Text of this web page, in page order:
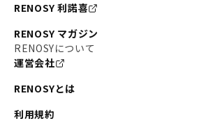
RENOSY 利諾喜
RENOSY マガジン
RENOSYについて
運営会社
RENOSYとは
利用規約